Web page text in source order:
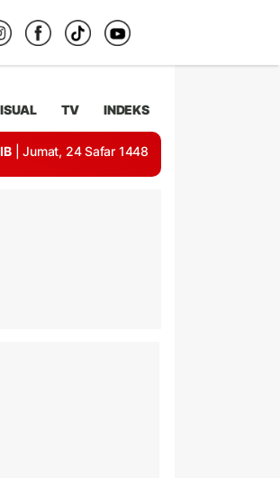
TV INDEKS
| Jumat, 24 Safar 1448